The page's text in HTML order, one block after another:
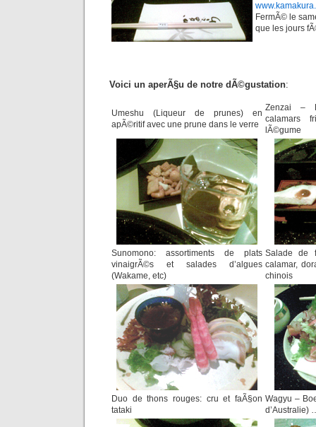
FermÃ© le
que les jours
Voici un aperÃ§u de notre dÃ©gustation:
Umeshu (Liqueur de prunes) en
apÃ©ritif avec une prune dans le verre
Zenzai –
calamars
lÃ©gume
Sunomono: assortiments de plats
vinaigrÃ©s et salades d’algues
(Wakame, etc)
Salade de
calamar,
chinois
Duo de thons rouges: cru et faÃ§on
tataki
Wagyu –
d’Australie)